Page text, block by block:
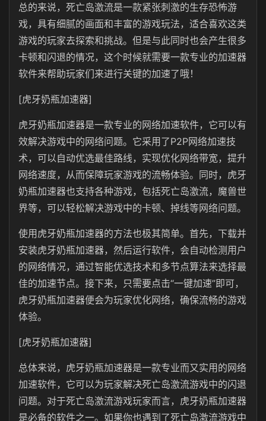
总的来说，死亡岛激流是一款紧张刺激的生存恐怖游
戏，具有细腻的画面和丰富的游戏玩法，适合喜欢这类
游戏的玩家去探索和挑战。但是与此同时也会产生很多
卡顿和闪退的情况，这个时候就需要一款专业的加速器
软件来帮助玩家们来进行关键的加速了哦！
[虎牙奶瓶加速器]
虎牙奶瓶加速器是一款专业的网络加速软件，它可以有
效解决游戏中的网络问题。它采用了P2P网络加速技
术，可以自动优选最佳路线，实现优化网络带宽，提升
网络速度，从而保障玩家游戏的流畅体验。同时，虎牙
奶瓶加速器也支持各种游戏，包括死亡岛激流，魔兽世
界等，可以轻松解决游戏中的卡顿、掉线等网络问题。
使用虎牙奶瓶加速器的方法也极其简单。首先，下载并
安装虎牙奶瓶加速器，然后运行软件，会自动检测用户
的网络情况，通过智能优选技术和多节点算法来选择最
佳的加速节点。接下来，只需要点击“一键加速”即可，
虎牙奶瓶加速器便会为玩家优化网络，确保流畅的游戏
体验。
[虎牙奶瓶加速器]
总体来说，虎牙奶瓶加速器是一款专业而又实用的网络
加速软件，它可以为玩家解决死亡岛激流游戏中的闪退
问题。对于死亡岛激流游戏玩家而言，虎牙奶瓶加速器
是必备的软件之一。如果你也遇到了死亡岛激流游戏中